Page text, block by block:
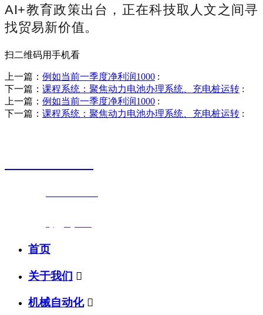
AI+教育政策出台，正在科技取人文之间寻
找贸易新价值。
扫二维码用手机看
上一篇： 例如当前一季度净利润1000 :
下一篇： 课程系统：聚焦动力电池办理系统、充电桩运转 :
上一篇： 例如当前一季度净利润1000 :
下一篇： 课程系统：聚焦动力电池办理系统、充电桩运转 :
首页
关于我们 
机械自动化 